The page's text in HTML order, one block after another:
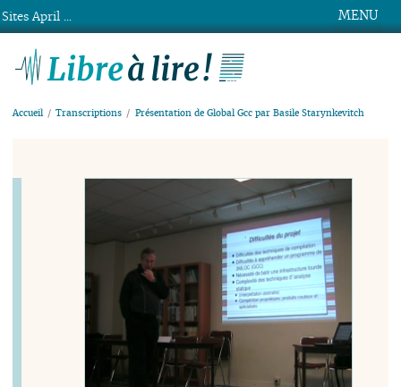
MENU
Accueil Transcriptions Présentation de Global Gcc par Basile Starynkevitch
Sites April ...